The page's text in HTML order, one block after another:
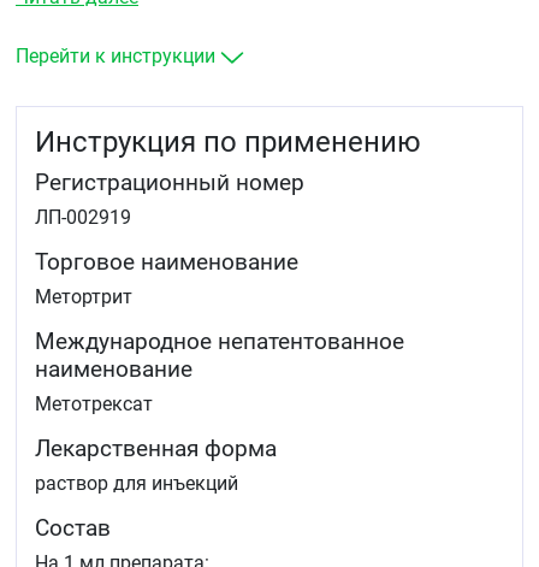
терапевтического ответа на терапию
препаратами (НПВП)
фототерапию, PUVA-терапию и применение
тяжёлая форма псориатического артрита у
взрослых пациентов.
Перейти к инструкции
Инструкция по применению
Регистрационный номер
ЛП-002919
Торговое наименование
Метортрит
Международное непатентованное
наименование
Метотрексат
Лекарственная форма
раствор для инъекций
Состав